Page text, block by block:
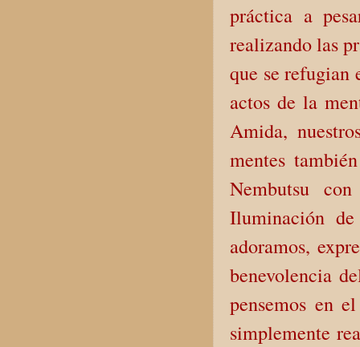
práctica a
realizando las
que se
actos de la
Amida,
mentes
Nembutsu
Iluminación
adoramos,
benevolencia
pensemos en
simplemente